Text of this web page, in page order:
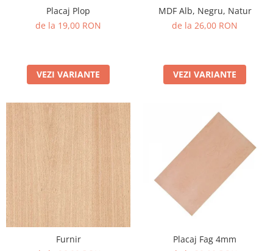
PVC-Rigid CAW
Metalex-ABS
Policarbonat Compact
Transparent
Produs Configurabil
Placi lemnoase
Furnir
HDF
MDF
Placaj
Plop
Cedru / Albasia
Placaj Plop
de la 19,00 RON
VEZI VARIANTE
MDF Alb, Negru, Natur
de la 26,00 RON
VEZI VARIANTE
Furnir
Placaj Fag 4mm